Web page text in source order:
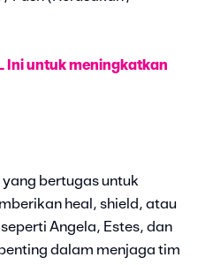
Ini untuk meningkatkan
bertugas untuk
heal, shield, atau
Angela, Estes, dan
dalam menjaga tim